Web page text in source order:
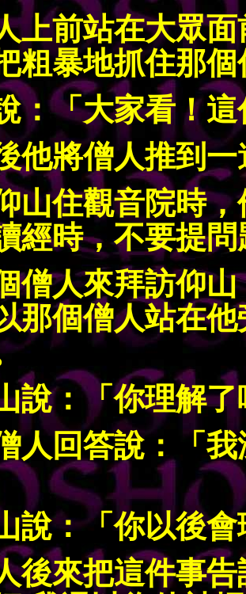
站在大眾面
粗暴地抓住那個
大家看！這
僧人推到一
觀音院時，
經時，不要提問
來拜訪仰山
那個僧人站在
「你理解了
答說：「我
「你以後會
把這件事告